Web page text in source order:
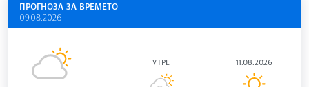
ПРОГНОЗА ЗА ВРЕМЕТО
09.08.2026
УТРЕ 11.08.2026